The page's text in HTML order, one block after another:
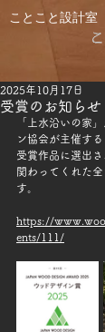
ことこと設計
受賞のお知らせ
2025年10月17日
「上水沿いの家
ン協会が主催す
受賞作品に選出さ
関わってくれた
す。
https://
ents/111/